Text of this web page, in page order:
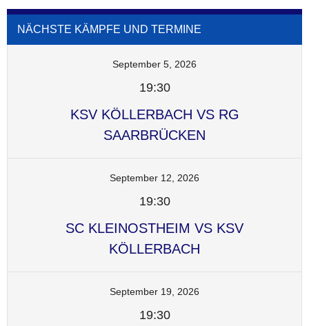
NÄCHSTE KÄMPFE UND TERMINE
September 5, 2026
19:30
KSV KÖLLERBACH VS RG
SAARBRÜCKEN
September 12, 2026
19:30
SC KLEINOSTHEIM VS KSV
KÖLLERBACH
September 19, 2026
19:30